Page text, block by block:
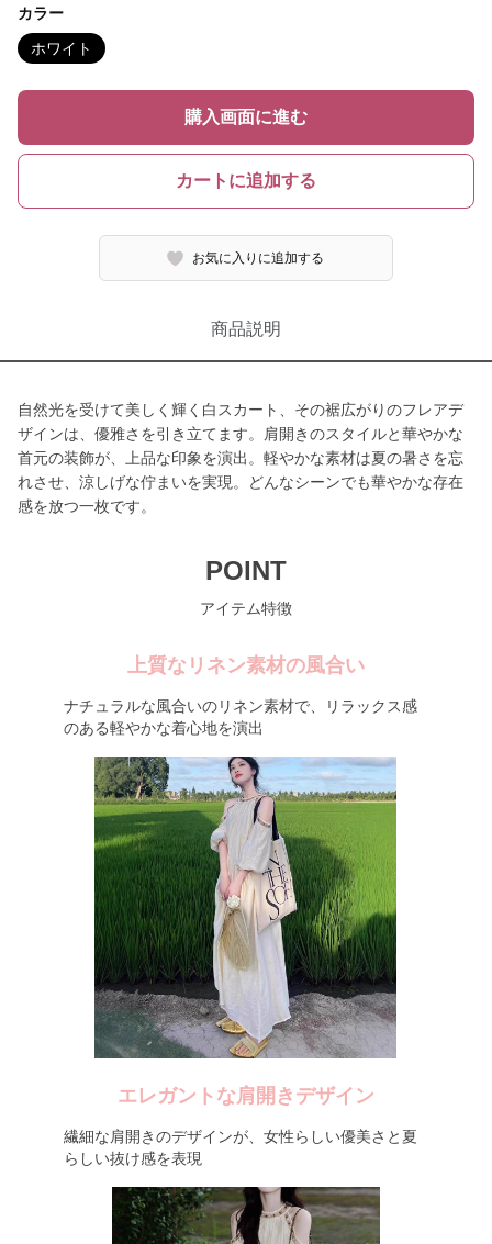
カラー
ホワイト
購入画面に進む
カートに追加する
お気に入りに追加する
商品説明
自然光を受けて美しく輝く白スカート、その裾広がりのフレアデ
ザインは、優雅さを引き立てます。肩開きのスタイルと華やかな
首元の装飾が、上品な印象を演出。軽やかな素材は夏の暑さを忘
れさせ、涼しげな佇まいを実現。どんなシーンでも華やかな存在
感を放つ一枚です。
POINT
アイテム特徴
上質なリネン素材の風合い
ナチュラルな風合いのリネン素材で、リラックス感
のある軽やかな着心地を演出
エレガントな肩開きデザイン
繊細な肩開きのデザインが、女性らしい優美さと夏
らしい抜け感を表現